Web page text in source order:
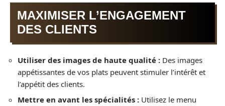
MAXIMISER L’ENGAGEMENT
DES CLIENTS
Utiliser des images de haute qualité : Des images
appétissantes de vos plats peuvent stimuler l’intérêt et
l’appétit des clients.
Mettre en avant les spécialités : Utilisez le menu